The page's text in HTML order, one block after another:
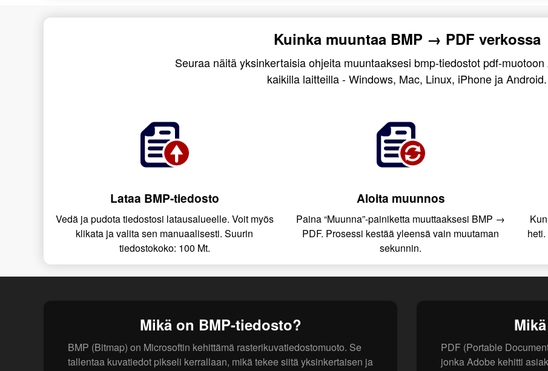
Kuinka muuntaa BMP → PDF verkossa
Seuraa näitä yksinkertaisia ohjeita muuntaaksesi bmp-tiedostot pdf-muotoon
kaikilla laitteilla - Windows, Mac, Linux, iPhone ja Android.
Lataa BMP-tiedosto
Vedä ja pudota tiedostosi latausalueelle. Voit myös
klikata ja valita sen manuaalisesti. Suurin
tiedostokoko: 100 Mt.
Aloita muunnos
Paina “Muunna”-painiketta muuttaaksesi BMP →
PDF. Prosessi kestää yleensä vain muutaman
sekunnin.
Mikä on BMP-tiedosto?
BMP (Bitmap) on Microsoftin kehittämä rasterikuvatiedostomuoto. Se
tallentaa kuvatiedot pikseli kerrallaan, mikä tekee siitä yksinkertaisen ja
PDF (Portable
jonka Adobe kehitti